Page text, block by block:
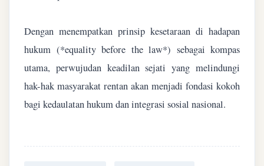
Dengan menempatkan prinsip kesetaraan di hadapan
hukum (*equality before the law*) sebagai kompas
utama, perwujudan keadilan sejati yang melindungi
hak-hak masyarakat rentan akan menjadi fondasi kokoh
bagi kedaulatan hukum dan integrasi sosial nasional.